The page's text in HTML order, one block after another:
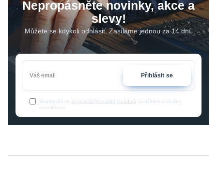
Nepropásněte novinky, akce a
slevy!
Můžete se kdykoli odhlásit. Zasíláme jednou za 14 dní.
Přihlásit se
Souhlasím se zpracováním osobních údajů za účelem rozesílky
newsletteru.